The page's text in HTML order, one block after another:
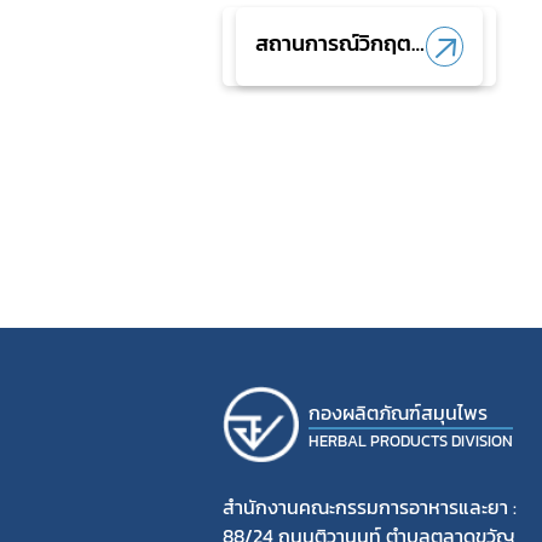
การแจ้
สถานการณ์วิกฤต
กองผลิตภัณฑ์สมุนไพร
HERBAL PRODUCTS DIVISION
สำนักงานคณะกรรมการอาหารและยา :
88/24 ถนนติวานนท์ ตำบลตลาดขวัญ